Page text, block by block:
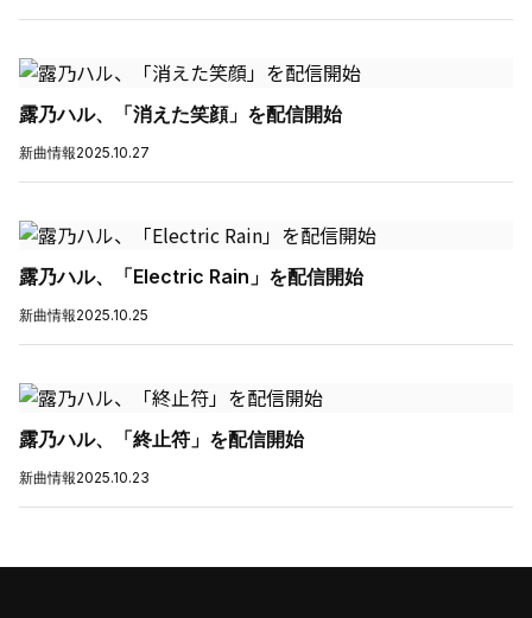
露乃ハル、「消えた笑顔」を配信開始
新曲情報2025.10.27
露乃ハル、「Electric Rain」を配信開始
新曲情報2025.10.25
露乃ハル、「終止符」を配信開始
新曲情報2025.10.23